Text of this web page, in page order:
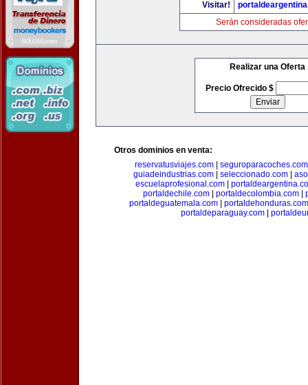
Visitar!
Serán consideradas
Realizar una Oferta
Precio Ofrecido $
Otros dominios en venta:
reservatusviajes.com| seguroparacoches.com
guiadeindustrias.com
seleccionado.com
escuelaprofesional.com
portaldechile.com
portaldecolombia.com
portaldeguatemala.com
portaldehonduras.com
portaldeparaguay.com